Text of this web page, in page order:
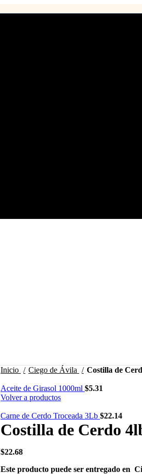
Inicio Ciego de Ávila Costilla de
Aceite de Girasol 1000ml $5.31
Volver a productos
Carne de Cerdo Troceada 3Lb $22.14
Costilla de Cerdo
$22.68
Este producto puede ser entregado en